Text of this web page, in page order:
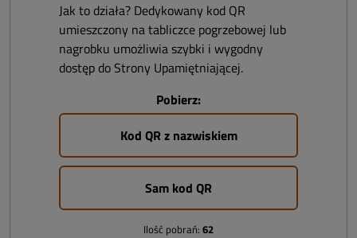
Jak to działa? Dedykowany kod QR
umieszczony na tabliczce pogrzebowej lub
nagrobku umożliwia szybki i wygodny
dostęp do Strony Upamiętniającej.
Pobierz:
Kod QR z nazwiskiem
Sam kod QR
Ilość pobrań: 62